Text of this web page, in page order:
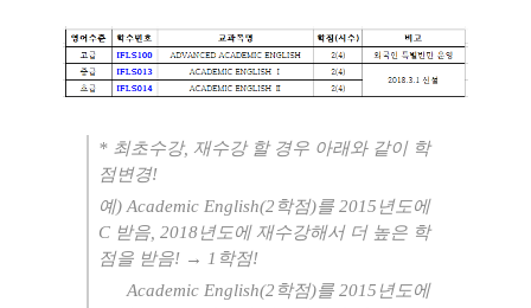
* 최초수강, 재수강 할 경우 아래와 같이 학
점변경!
예) Academic English(2 학점)를 2015 년도에
C 받음 , 2018년도에 재수강해서 더 높은 학
점을 받음! → 1 학점!
Academic English(2 학점)를 2015 년도에